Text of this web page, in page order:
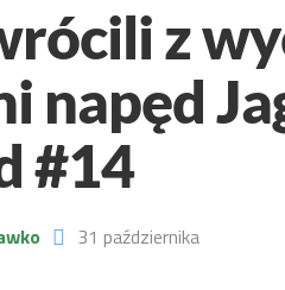
z
napęd
#14
31 października